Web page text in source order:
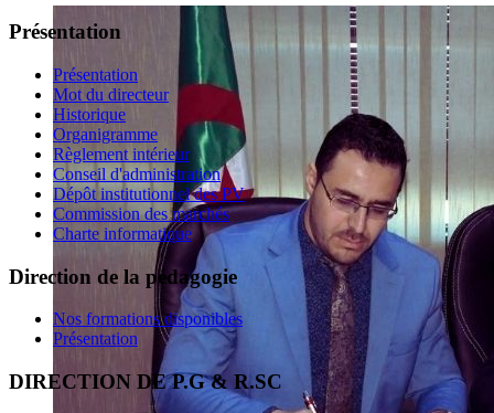
Présentation
Présentation
Mot du directeur
Historique
Organigramme
Règlement intérieur
Conseil d'administration
Dépôt institutionnel des PV
Commission des marchés
Charte informatique
Direction de la pédagogie
Nos formations disponibles
Présentation
DIRECTION DE P.G & R.SC